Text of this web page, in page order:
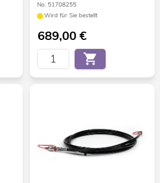
No. 51708255
Wird für Sie bestellt
689,00€